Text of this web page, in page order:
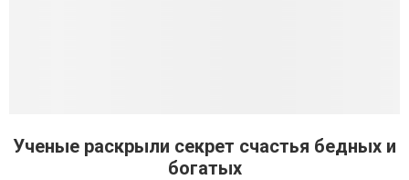
Ученые раскрыли секрет счастья бедных и
богатых